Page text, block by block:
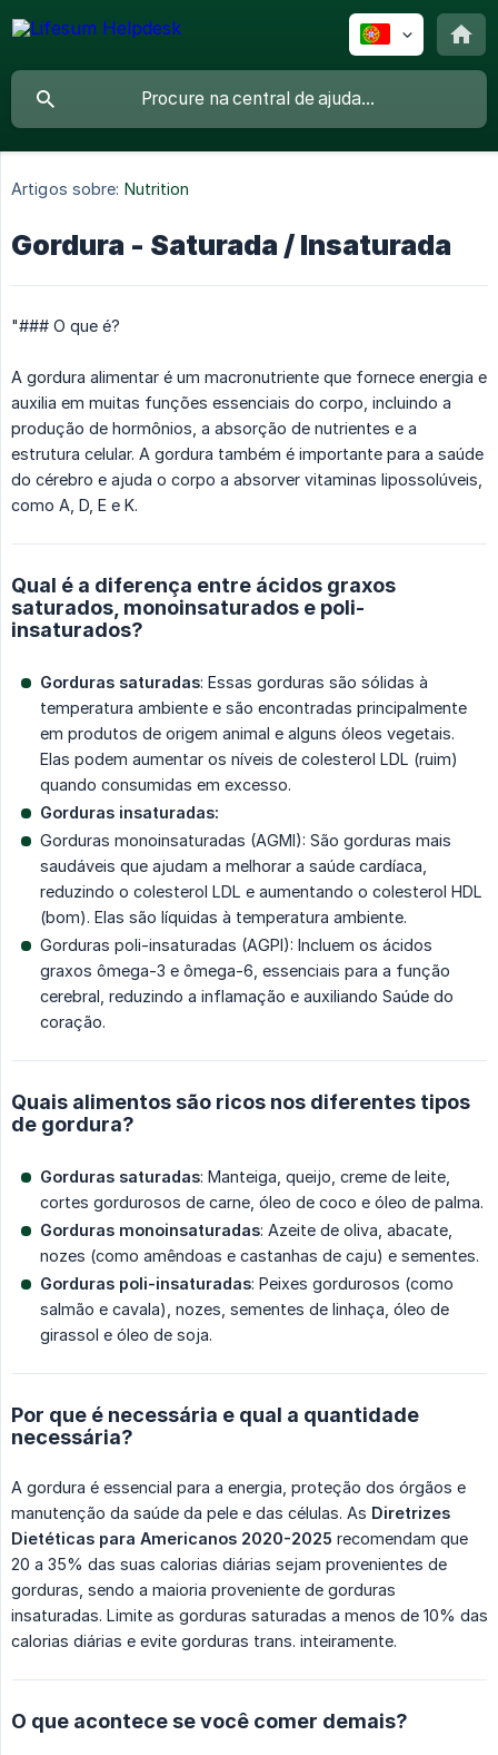
Artigos sobre: Nutrition
Gordura - Saturada / Insaturada
"### O que é?
A gordura alimentar é um macronutriente que fornece energia e
auxilia em muitas funções essenciais do corpo, incluindo a
produção de hormônios, a absorção de nutrientes e a
estrutura celular. A gordura também é importante para a saúde
do cérebro e ajuda o corpo a absorver vitaminas lipossolúveis,
como A, D, E e K.
Qual é a diferença entre ácidos graxos
saturados, monoinsaturados e poli-
insaturados?
Gorduras saturadas: Essas gorduras são sólidas à
temperatura ambiente e são encontradas principalmente
em produtos de origem animal e alguns óleos vegetais.
Elas podem aumentar os níveis de colesterol LDL (ruim)
quando consumidas em excesso.
Gorduras insaturadas:
Gorduras monoinsaturadas (AGMI): São gorduras mais
saudáveis ​​que ajudam a melhorar a saúde cardíaca,
reduzindo o colesterol LDL e aumentando o colesterol HDL
(bom). Elas são líquidas à temperatura ambiente.
Gorduras poli-insaturadas (AGPI): Incluem os ácidos
graxos ômega-3 e ômega-6, essenciais para a função
cerebral, reduzindo a inflamação e auxiliando Saúde do
coração.
Quais alimentos são ricos nos diferentes tipos
de gordura?
Gorduras saturadas: Manteiga, queijo, creme de leite,
cortes gordurosos de carne, óleo de coco e óleo de palma.
Gorduras monoinsaturadas: Azeite de oliva, abacate,
nozes (como amêndoas e castanhas de caju) e sementes.
Gorduras poli-insaturadas: Peixes gordurosos (como
salmão e cavala), nozes, sementes de linhaça, óleo de
girassol e óleo de soja.
Por que é necessária e qual a quantidade
necessária?
A gordura é essencial para a energia, proteção dos órgãos e
manutenção da saúde da pele e das células. As Diretrizes
Dietéticas para Americanos 2020-2025 recomendam que
20 a 35% das suas calorias diárias sejam provenientes de
gorduras, sendo a maioria proveniente de gorduras
insaturadas. Limite as gorduras saturadas a menos de 10% das
calorias diárias e evite gorduras trans. inteiramente.
O que acontece se você comer demais?